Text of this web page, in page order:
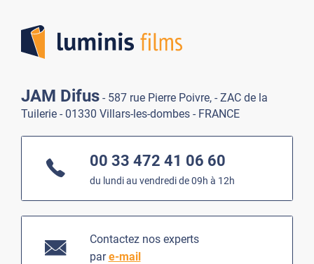
JAM Difus - 587 rue Pierre Poivre, - ZAC de la
Tuilerie - 01330 Villars-les-dombes - FRANCE
00 33 472 41 06 60
du lundi au vendredi de 09h à 12h
Contactez nos experts
pare-mail